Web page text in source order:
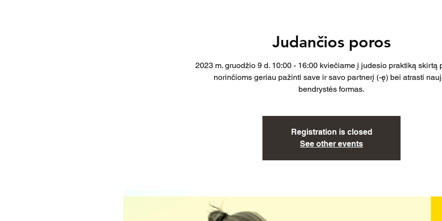
Judančios poros
2023 m. gruodžio 9 d. 10:00 - 16:00 kviečiame į judesio praktiką skirtą
norinčioms geriau pažinti save ir savo partnerį (-ę) bei atrasti
bendrystės formas.
Registration is closed
See other events